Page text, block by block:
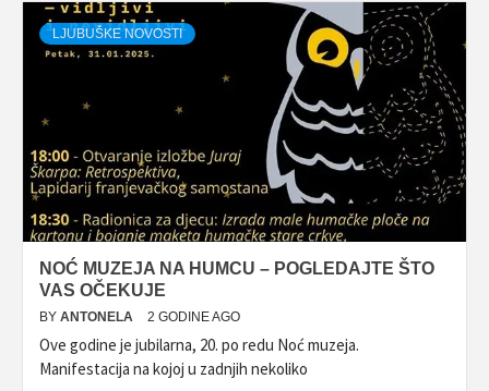
LJUBUŠKE NOVOSTI
NOĆ MUZEJA NA HUMCU – POGLEDAJTE ŠTO
VAS OČEKUJE
BY ANTONELA 2 GODINE AGO
Ove godine je jubilarna, 20. po redu Noć muzeja.
Manifestacija na kojoj u zadnjih nekoliko